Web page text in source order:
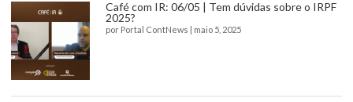
Café com IR: 06/05 | Tem dúvidas sobre o IRPF
2025?
por Portal ContNews maio 5, 2025